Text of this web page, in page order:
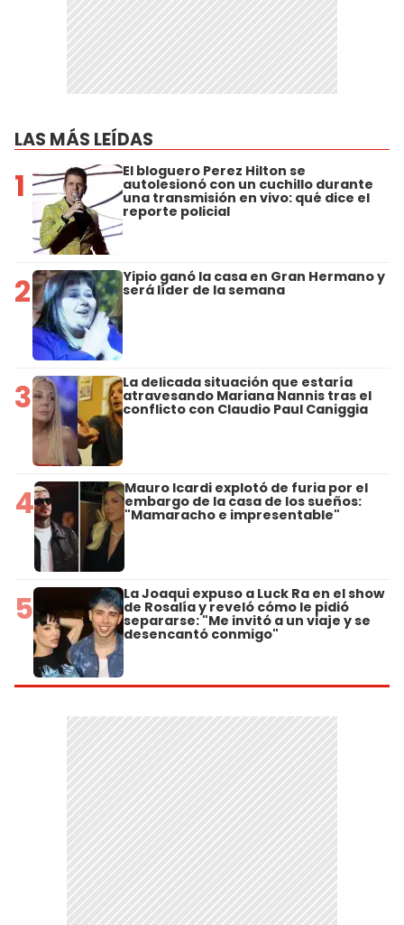
LAS MÁS LEÍDAS
1 El bloguero Perez Hilton se
autolesionó con un cuchillo durante
una transmisión en vivo: qué dice el
reporte policial
2 Yipio ganó la casa en Gran Hermano y
será líder de la semana
3 La delicada situación que estaría
atravesando Mariana Nannis tras el
conflicto con Claudio Paul Caniggia
4 Mauro Icardi explotó de furia por el
embargo de la casa de los sueños:
"Mamaracho e impresentable"
5 La Joaqui expuso a Luck Ra en el show
de Rosalía y reveló cómo le pidió
separarse: "Me invitó a un viaje y se
desencantó conmigo"